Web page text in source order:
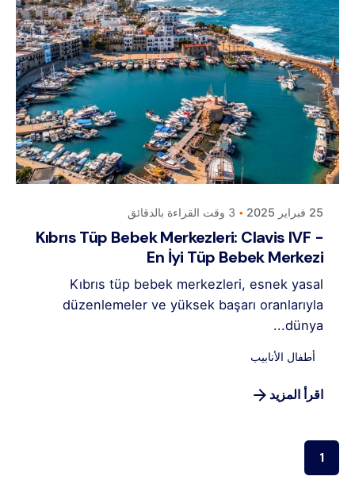
Posted by
كلافيس لأطفال الأنابيب في قبرص
25 فبراير 2025 3 وقت القراءة بالدقائق
Kıbrıs Tüp Bebek Merkezleri: Clavis IVF -
En İyi Tüp Bebek Merkezi
Kıbrıs tüp bebek merkezleri, esnek yasal
düzenlemeler ve yüksek başarı oranlarıyla
dünya...
أطفال الأنابيب
اقرأ المزيد
1